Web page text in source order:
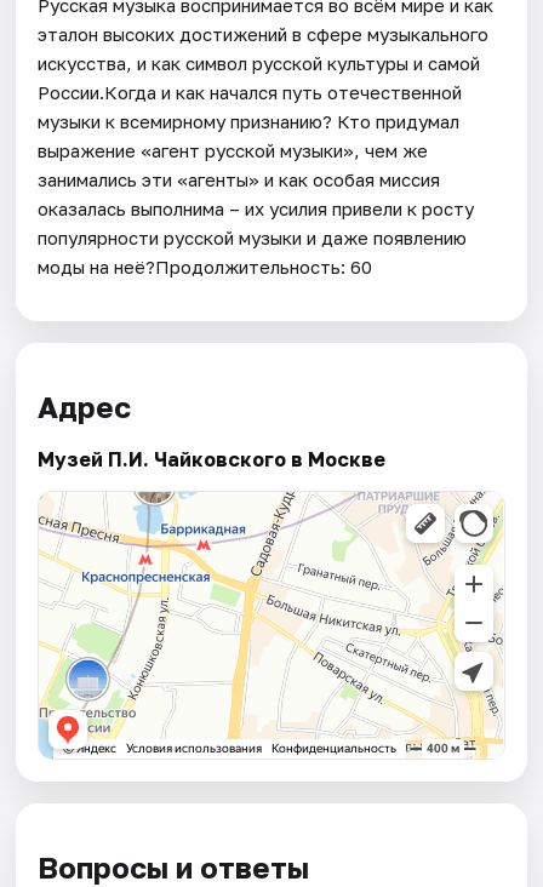
Русская музыка воспринимается во всём мире и как
эталон высоких достижений в сфере музыкального
искусства, и как символ русской культуры и самой
России.Когда и как начался путь отечественной
музыки к всемирному признанию? Кто придумал
выражение «агент русской музыки», чем же
занимались эти «агенты» и как особая миссия
оказалась выполнима – их усилия привели к росту
популярности русской музыки и даже появлению
моды на неё?Продолжительность: 60
Адрес
Музей П.И. Чайковского в Москве
Вопросы и ответы